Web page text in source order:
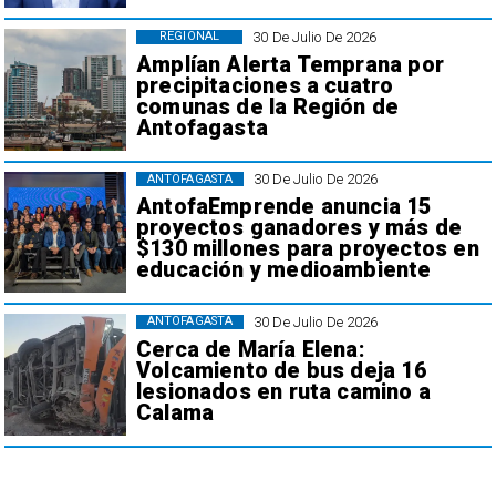
30 De Julio De 2026
Amplían Alerta Temprana por
precipitaciones a cuatro
comunas de la Región de
Antofagasta
REGIONAL
30 De Julio De 2026
AntofaEmprende anuncia 15
proyectos ganadores y más de
$130 millones para proyectos en
educación y medioambiente
ANTOFAGASTA
30 De Julio De 2026
Cerca de María Elena:
Volcamiento de bus deja 16
lesionados en ruta camino a
Calama
ANTOFAGASTA